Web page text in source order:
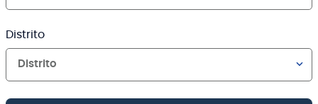
Distrito
Distrito